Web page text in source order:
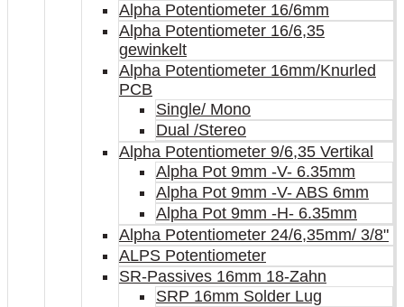
Alpha Potentiometer 16/6mm
Alpha Potentiometer 16/6,35
gewinkelt
Alpha Potentiometer 16mm/Knurled
PCB
Single/ Mono
Dual /Stereo
Alpha Potentiometer 9/6,35 Vertikal
Alpha Pot 9mm -V- 6.35mm
Alpha Pot 9mm -V- ABS 6mm
Alpha Pot 9mm -H- 6.35mm
Alpha Potentiometer 24/6,35mm/ 3/8"
ALPS Potentiometer
SR-Passives 16mm 18-Zahn
SRP 16mm Solder Lug